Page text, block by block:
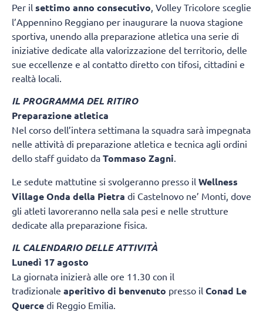
Per il settimo anno consecutivo , Volley Tricolore sceglie
l’Appennino Reggiano per inaugurare la nuova stagione
sportiva, unendo alla preparazione atletica una serie di
iniziative dedicate alla valorizzazione del territorio, delle
sue eccellenze e al contatto diretto con tifosi, cittadini e
realtà locali.
IL PROGRAMMA DEL RITIRO
Preparazione atletica
Nel corso dell’intera settimana la squadra sarà impegnata
nelle attività di preparazione atletica e tecnica agli ordini
dello staff guidato da Tommaso Zagni.
Le sedute mattutine si svolgeranno presso il Wellness
Village Onda della Pietra di Castelnovo ne’ Monti, dove
gli atleti lavoreranno nella sala pesi e nelle strutture
dedicate alla preparazione fisica.
IL CALENDARIO DELLE ATTIVITÀ
Lunedì 17 agosto
La giornata inizierà alle ore 11.30 con il
tradizionale aperitivo di benvenuto presso il Conad Le
Querce di Reggio Emilia.